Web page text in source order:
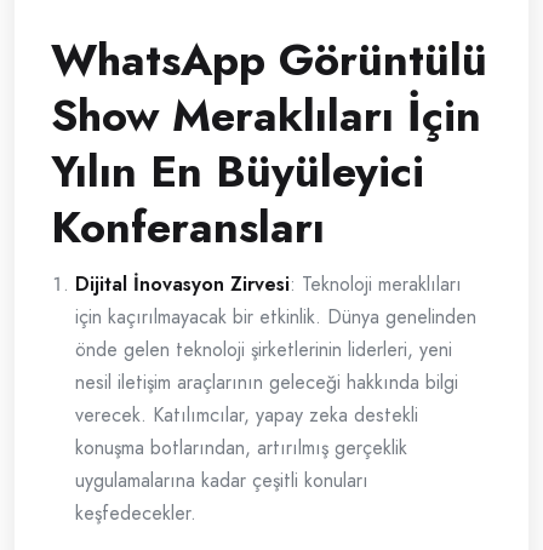
WhatsApp Görüntülü
Show Meraklıları İçin
Yılın En Büyüleyici
Konferansları
Dijital İnovasyon Zirvesi: Teknoloji meraklıları
için kaçırılmayacak bir etkinlik. Dünya genelinden
önde gelen teknoloji şirketlerinin liderleri, yeni
nesil iletişim araçlarının geleceği hakkında bilgi
verecek. Katılımcılar, yapay zeka destekli
konuşma botlarından, artırılmış gerçeklik
uygulamalarına kadar çeşitli konuları
keşfedecekler.